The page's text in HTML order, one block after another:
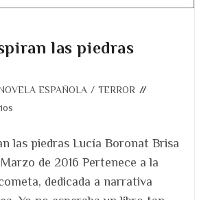
las piedras
ESPAÑOLA / TERROR
las piedras Lucía Boronat Brisa
de 2016 Pertenece a la
dedicada a narrativa